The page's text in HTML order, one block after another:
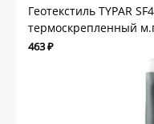
Геотекстиль TYPAR
термоскрепленный
463 ₽